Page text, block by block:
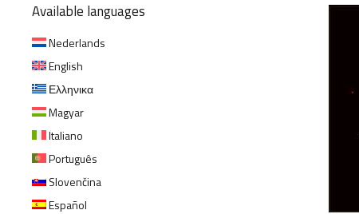
Available languages
Nederlands
English
Ελληνικα
Magyar
Italiano
Português
Slovenčina
Español